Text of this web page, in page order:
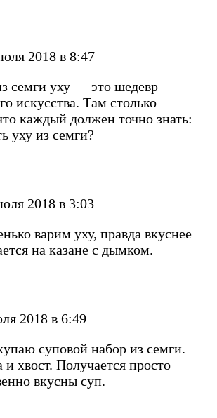
2018 в 8:47
семги уху — это шедевр
искусства. Там столько
каждый должен точно знать:
уху из семги?
2018 в 3:03
варим уху, правда вкуснее
на казане с дымком.
2018 в 6:49
суповой набор из семги.
и хвост. Получается просто
вкусны суп.